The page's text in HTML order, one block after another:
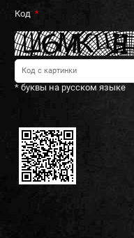
Код
* буквы на русском языке